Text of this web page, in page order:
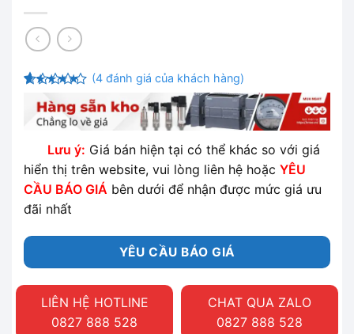
4.25trên
5 dựa
trênđánh
(4đánh giá của khách hàng)
Lưu ý: Giá bán hiện tại có thể khác so với giá
hiển thị trên website, vui lòng liên hệ hoặc YÊU
CẦU BÁO GIÁ bên dưới để nhận được mức giá ưu
đãi nhất
YÊU CẦU BÁO GIÁ
LIÊN HỆ HOTLINE
0827 888 528
CHAT QUA ZALO
0827 888 528